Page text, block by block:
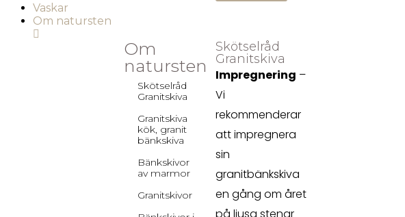
Vaskar
Om natursten
Om
natursten
Skötselråd
Granitskiva
Granitskiva
kök, granit
bänkskiva
Bänkskivor
av marmor
Granitskivor
Skötselråd
Granitskiva
Impregnering –
Vi
rekommenderar
att impregnera
sin
granitbänkskiva
en gång om året